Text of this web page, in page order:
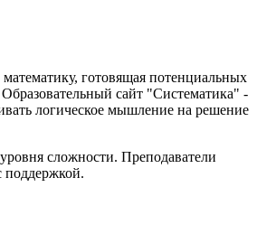
готовящая потенциальных
сайт "Систематика" -
логическое мышление на решение
сложности. Преподаватели
поддержкой.